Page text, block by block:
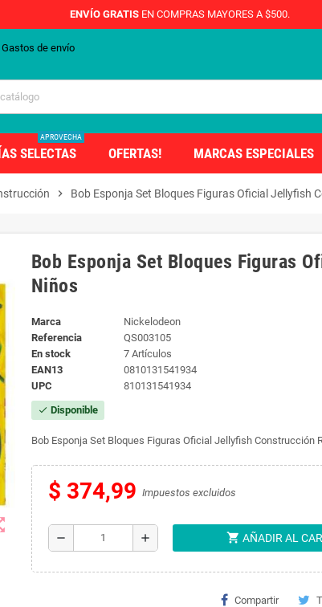
ENVÍO GRATIS EN COMPRAS MAYORES A $500.
Gastos de envío
SELECTAS
APROVECHA
OFERTAS! MARCAS ESPECIALES
chevron_right Bob Esponja Set Bloques Figuras Oficial Jellyfish
Bob Esponja Set Bloques Figuras
Niños
Marca
Nickelodeon
Referencia
QS003105
En stock
7 Artículos
EAN13
0810131541934
UPC
810131541934
check Disponible
Bob Esponja Set Bloques Figuras Oficial Jellyfish Construcción
$ 374,99 Impuestos excluidos
remove add shopping_cart AÑADIR AL
Compartir